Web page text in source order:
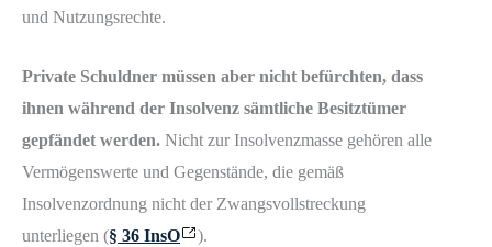
und Nutzungsrechte.
Private Schuldner müssen aber nicht befürchten, dass
ihnen während der Insolvenz sämtliche Besitztümer
gepfändet werden. Nicht zur Insolvenzmasse gehören alle
Vermögenswerte und Gegenstände, die gemäß
Insolvenzordnung nicht der Zwangsvollstreckung
unterliegen (§ 36 InsO ).